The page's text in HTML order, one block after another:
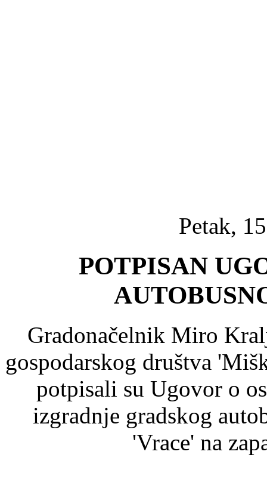
Petak,
POTPISAN
Gradonačelnik Miro
gospodarskog društva
potpisali su Ugovor o
izgradnje gradskog
'Vrace' na